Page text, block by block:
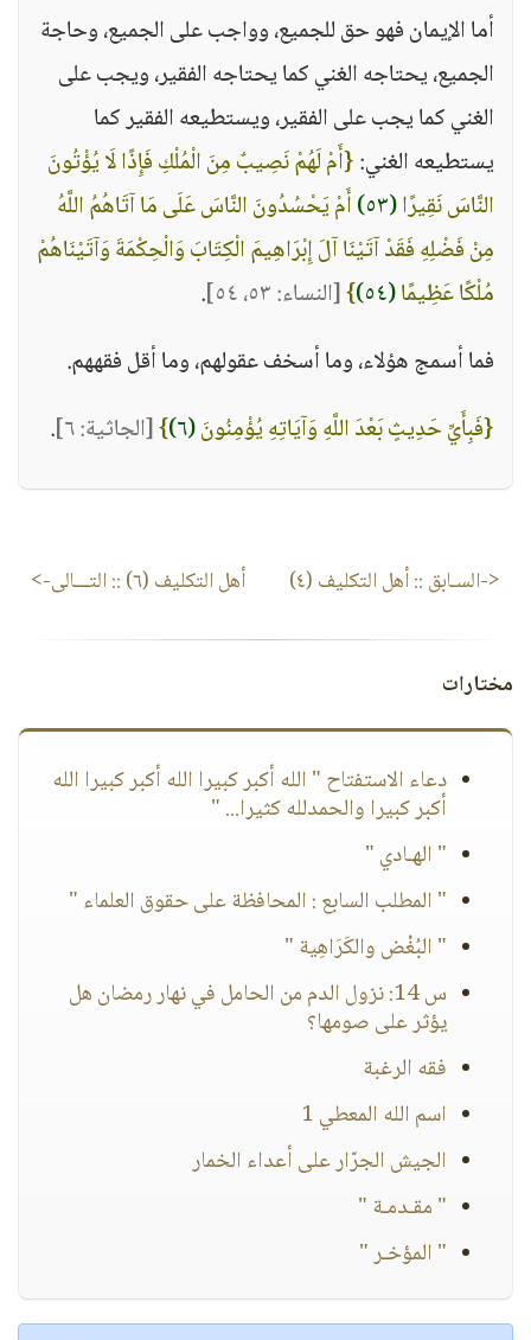
أما الإيمان فهو حق للجميع، وواجب على الجميع، وحاجة
الجميع، يحتاجه الغني كما يحتاجه الفقير، ويجب على
الغني كما يجب على الفقير، ويستطيعه الفقير كما
يستطيعه الغني:{أَمْ لَهُمْ نَصِيبٌ مِنَ الْمُلْكِ فَإِذًا لَا يُؤْتُونَ
النَّاسَ نَقِيرًا(٥٣)
أَمْ يَحْسُدُونَ النَّاسَ عَلَى مَا آتَاهُمُ اللَّهُ
مِنْ فَضْلِهِ فَقَدْ آتَيْنَا آلَ إِبْرَاهِيمَ الْكِتَابَ وَالْحِكْمَةَ وَآتَيْنَاهُمْ
مُلْكًا عَظِيمًا(٥٤) }[النساء: ٥٣، ٥٤]
.
فما أسمج هؤلاء، وما أسخف عقولهم، وما أقل فقههم.
{فَبِأَيِّ حَدِيثٍ بَعْدَ اللَّهِ وَآيَاتِهِ يُؤْمِنُونَ(٦) }[الجاثية: ٦] .
<-السـابق ::أهل التكليف (٤) أهل التكليف (٦) :: التـــالى->
مختارات
دعاء الاستفتاح " الله أكبر كبيرا الله أكبر كبيرا الله
أكبر كبيرا والحمدلله كثيرا... "
" الهـادي "
" المطلب السابع : المحافظة على حقوق العلماء "
" البُغْض والكَرَاهِية "
س 14: نزول الدم من الحامل في نهار رمضان هل
يؤثر على صومها؟
فقه الرغبة
اسم الله المعطي 1
الجيش الجرّار على أعداء الخمار
" مقـدمـة "
" المؤخـر "